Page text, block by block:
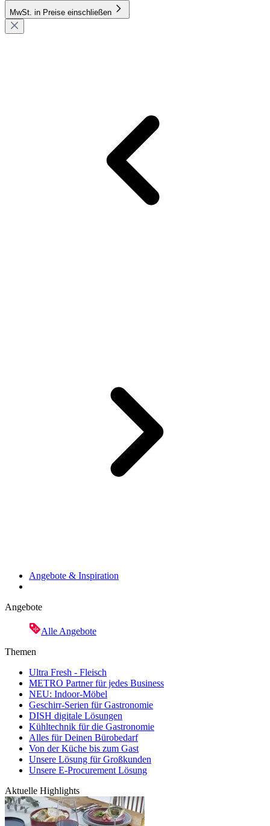
MwSt. in Preise einschließen
Angebote & Inspiration
Angebote
Alle Angebote
Themen
Ultra Fresh - Fleisch
METRO Partner für jedes Business
NEU: Indoor-Möbel
Geschirr-Serien für Gastronomie
DISH digitale Lösungen
Kühltechnik für die Gastronomie
Alles für Deinen Bürobedarf
Von der Küche bis zum Gast
Unsere Lösung für Großkunden
Unsere E-Procurement Lösung
Aktuelle Highlights